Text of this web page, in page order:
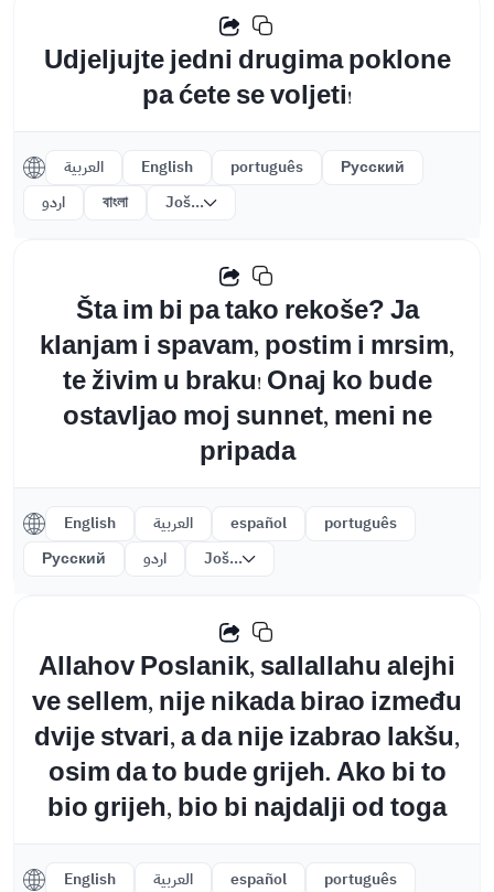
Udjeljujte jedni drugima poklone
pa ćete se voljeti!
العربية English português
Русский
اردو
বাংলা Još...
Šta im bi pa tako rekoše? Ja
klanjam i spavam, postim i mrsim,
te živim u braku! Onaj ko bude
ostavljao moj sunnet, meni ne
pripada
English العربية español
português
Русский
اردو Još...
Allahov Poslanik, sallallahu alejhi
ve sellem, nije nikada birao između
dvije stvari, a da nije izabrao lakšu,
osim da to bude grijeh. Ako bi to
bio grijeh, bio bi najdalji od toga
English العربية español
português